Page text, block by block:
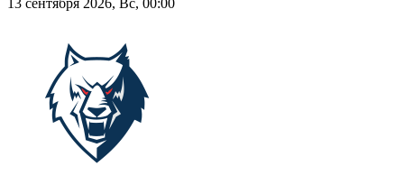
13 сентября 2026, Вс, 00:00